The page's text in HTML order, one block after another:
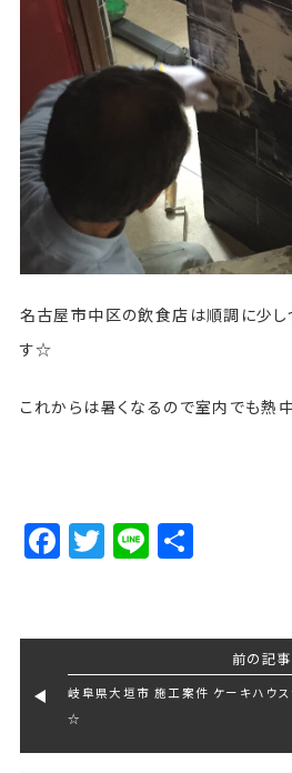
名古屋市中区の飲食店は順調に少し
す☆
これからは暑くなるので室内でも熱
Facebook
Twitter
LineShare
前の記事
岐阜県大垣市 施工案件 ケーキハウ
☆